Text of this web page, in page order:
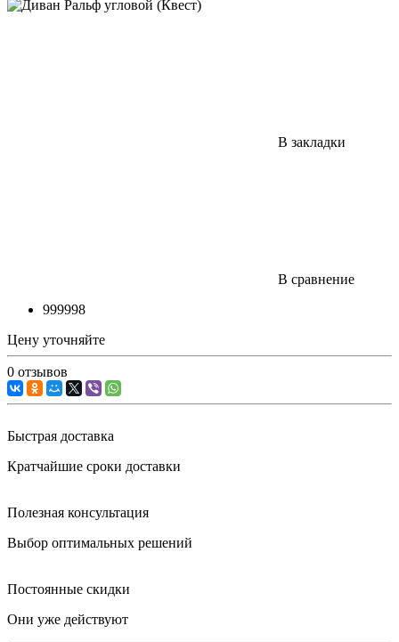
В закладки
В сравнение
999998
Цену уточняйте
0 отзывов
Быстрая доставка
Кратчайшие сроки доставки
Полезная консультация
Выбор оптимальных решений
Постоянные скидки
Они уже действуют